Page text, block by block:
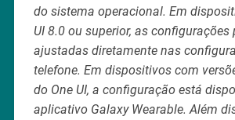
do sistema operacional. Em
UI 8.0 ou superior, as configurações
ajustadas diretamente nas
telefone. Em dispositivos com
do One UI, a configuração está
aplicativo Galaxy Wearable. Além